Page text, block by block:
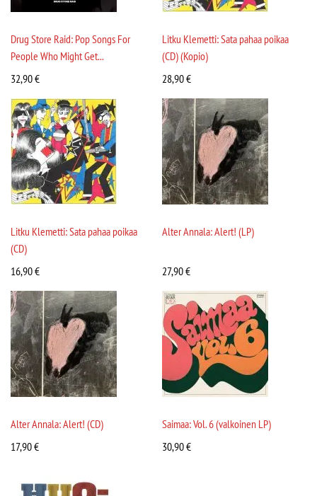
Drug Store Raid: Pop Songs For
People Who Might Get...
32,90€
Litku Klemetti: Sata pahaa poikaa
(CD) (Kopio)
28,90€
Litku Klemetti: Sata pahaa poikaa
(CD)
16,90€
Alter Annala: Alert! (LP)
27,90€
Alter Annala: Alert! (CD)
17,90€
Saimaa: Vol. 6 (valkoinen LP)
30,90€